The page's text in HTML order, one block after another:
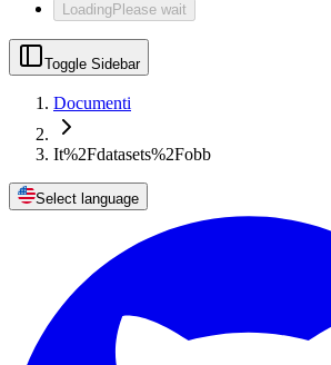
LoadingPlease wait
Toggle Sidebar
Documenti
It%2Fdatasets%2Fobb
Select language